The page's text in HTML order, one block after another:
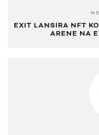
EXIT LANSIRA NFT
ARENE NA